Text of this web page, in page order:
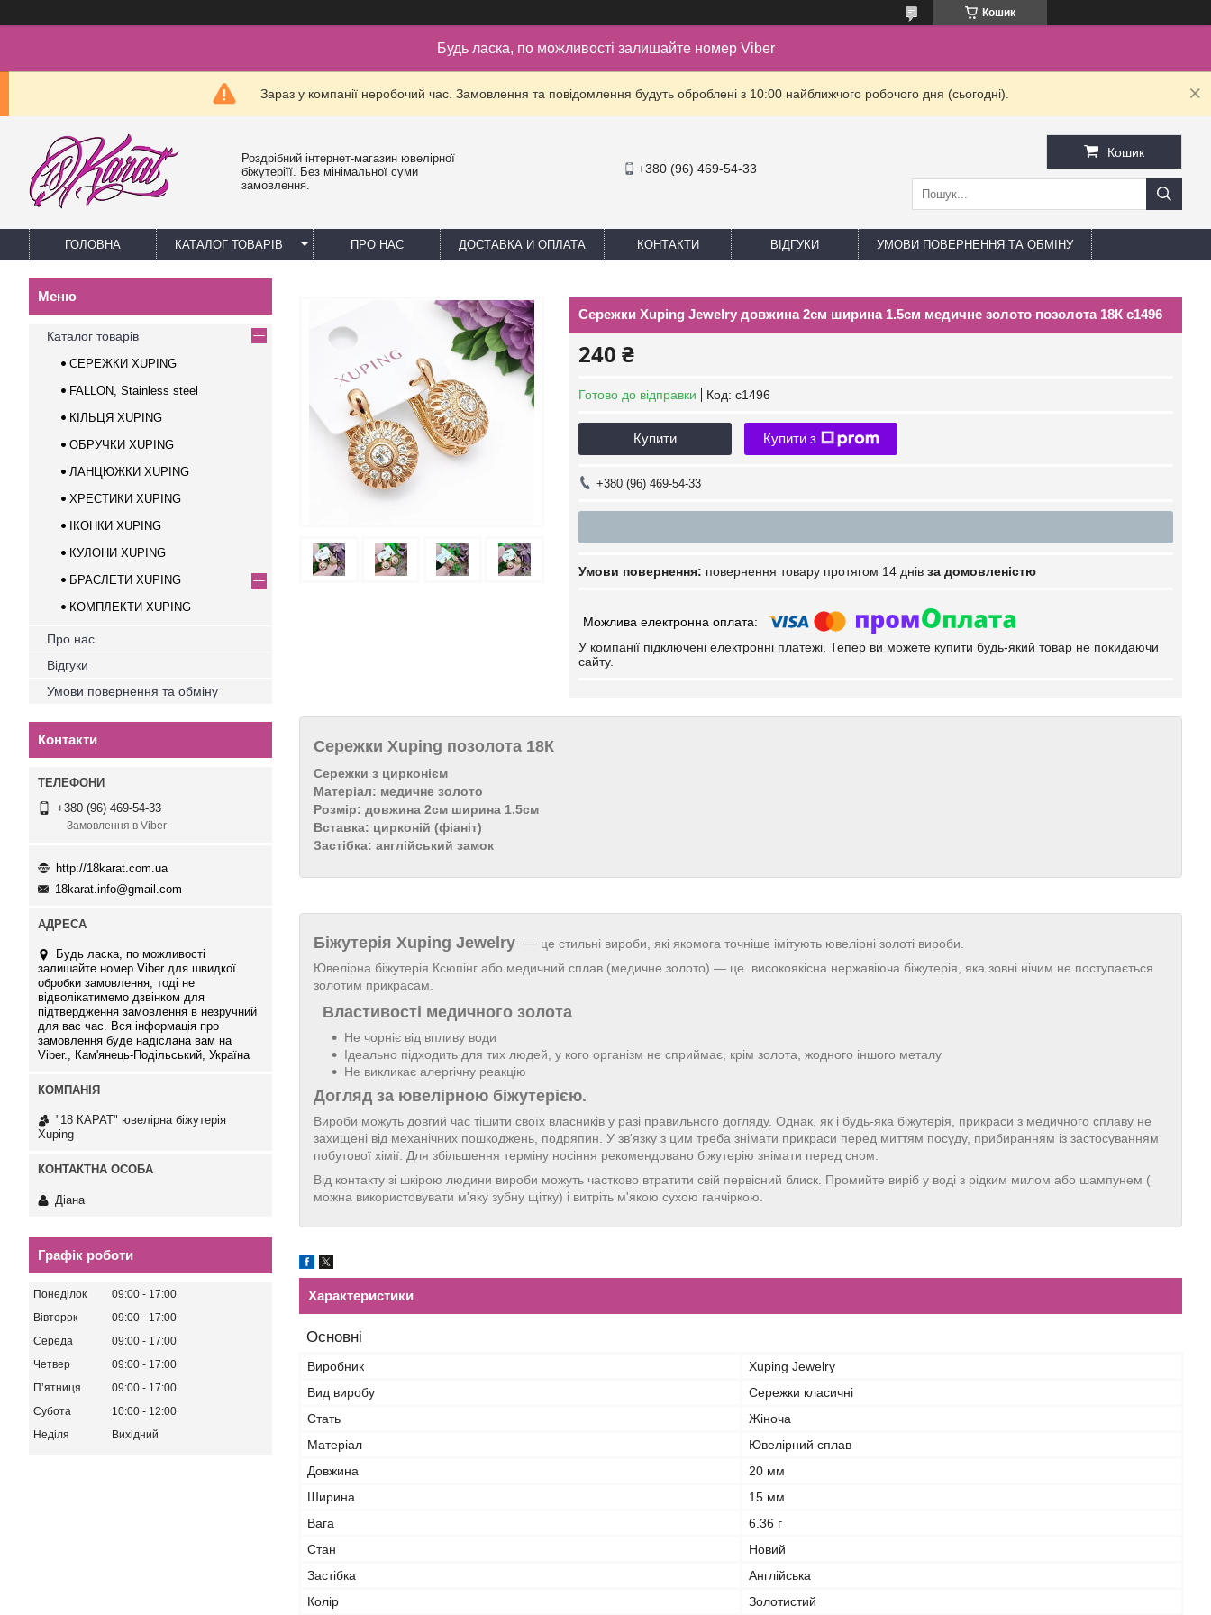
Кошик
Будь ласка, по можливості залишайте номер Viber
Зараз у компанії неробочий час. Замовлення та повідомлення будуть оброблені з 10:00 найближчого робочого дня (сьогодні).
Роздрібний інтернет-магазин ювелірної
біжутеріїї. Без мінімальної суми
замовлення.
+380 (96) 469-54-33
Кошик
ГОЛОВНА КАТАЛОГ ТОВАРІВ ПРО НАС ДОСТАВКА И ОПЛАТА КОНТАКТИ ВІДГУКИ УМОВИ ПОВЕРНЕННЯ ТА ОБМІНУ
Сережки Xuping Jewelry довжина 2см ширина 1.5см медичне золото позолота 18К с1496
240 ₴
Готово до відправки Код: с1496
Купити Купити з
+380 (96) 469-54-33
повернення товару протягом 14 днів за домовленістю
У компанії підключені електронні платежі. Тепер ви можете купити будь-який товар не покидаючи
сайту.
Сережки Xuping позолота 18К
Сережки з цирконієм
Матеріал: медичне золото
Розмір: довжина 2см ширина 1.5см
Вставка: цирконій (фіаніт)
Застібка: англійський замок
Біжутерія Xuping Jewelry — це стильні вироби, які якомога точніше імітують ювелірні золоті вироби.
Ювелірна біжутерія Ксюпінг або медичний сплав (медичне золото) — це високоякісна нержавіюча біжутерія, яка зовні нічим не поступається
золотим прикрасам.
Властивості медичного золота
Не чорніє від впливу води
Ідеально підходить для тих людей, у кого організм не сприймає, крім золота, жодного іншого металу
Не викликає алергічну реакцію
Догляд за ювелірною біжутерією.
Вироби можуть довгий час тішити своїх власників у разі правильного догляду. Однак, як і будь-яка біжутерія, прикраси з медичного сплаву не
захищені від механічних пошкоджень, подряпин. У зв'язку з цим треба знімати прикраси перед миттям посуду, прибиранням із застосуванням
побутової хімії. Для збільшення терміну носіння рекомендовано біжутерію знімати перед сном.
Від контакту зі шкірою людини вироби можуть частково втратити свій первісний блиск. Промийте виріб у воді з рідким милом або шампунем (
можна використовувати м'яку зубну щітку) і витріть м'якою сухою ганчіркою.
Характеристики
Основні
Виробник
Xuping Jewelry
Вид виробу
Сережки класичні
Стать
Жіноча
Матеріал
Ювелірний сплав
Довжина
20 мм
Ширина
15 мм
Вага
6.36 г
Стан
Новий
Застібка
Англійська
Колір
Золотистий
Каталог товарів
СЕРЕЖКИ XUPING
FALLON, Stainless steel
КІЛЬЦЯ XUPING
ОБРУЧКИ XUPING
ЛАНЦЮЖКИ XUPING
ХРЕСТИКИ XUPING
ІКОНКИ XUPING
КУЛОНИ XUPING
БРАСЛЕТИ XUPING
КОМПЛЕКТИ XUPING
Про нас
Відгуки
Умови повернення та обміну
Контакти
+380 (96) 469-54-33
Замовлення в Viber
http://18karat.com.ua
18karat.info@gmail.com
Будь ласка, по можливості
залишайте номер Viber для швидкої
обробки замовлення, тоді не
відволікатимемо дзвінком для
підтвердження замовлення в незручний
для вас час. Вся інформація про
замовлення буде надіслана вам на
Viber., Кам'янець-Подільський, Україна
"18 КАРАТ" ювелірна біжутерія
Xuping
Діана
Графік роботи
Понеділок 09:00
17:00
Вівторок
09:00
17:00
Середа
09:00
17:00
Четвер
09:00
17:00
Пʼятниця
09:00
17:00
Субота
10:00
12:00
Неділя
Вихідний